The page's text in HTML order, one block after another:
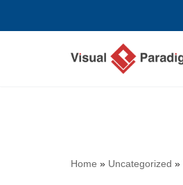
Home » Uncategorized »